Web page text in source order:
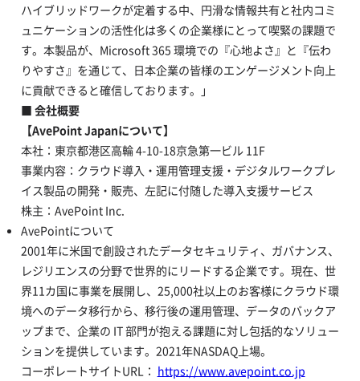
ハイブリッドワークが定着する中、円滑な情報共有と社内コミ
ュニケーションの活性化は多くの企業様にとって喫緊の課題で
す。本製品が、Microsoft 365 環境での『心地よさ』と『伝わ
りやすさ』を通じて、日本企業の皆様のエンゲージメント向上
に貢献できると確信しております。」
■会社概要
【AvePoint Japanについて】
本社：東京都港区高輪 4-10-18京急第一ビル 11F
事業内容：クラウド導入・運用管理支援・デジタルワークプレ
イス製品の開発・販売、左記に付随した導入支援サービス
株主：AvePoint Inc.
AvePointについて
2001年に米国で創設されたデータセキュリティ、ガバナンス、
レジリエンスの分野で世界的にリードする企業です。現在、世
界11カ国に事業を展開し、25,000社以上のお客様にクラウド環
境へのデータ移行から、移行後の運用管理、データのバックア
ップまで、企業の IT 部門が抱える課題に対し包括的なソリュー
ションを提供しています。2021年NASDAQ上場。
コーポレートサイトURL： https://www.avepoint.co.jp